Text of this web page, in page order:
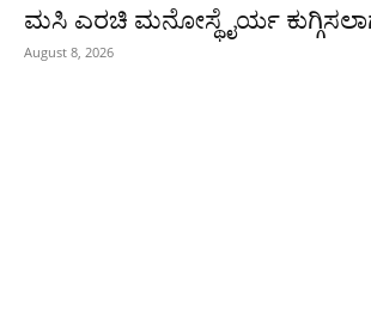
ಮಸಿ ಎರಚಿ ಮನೋಸ್ಥೈರ್ಯ
August 8, 2026